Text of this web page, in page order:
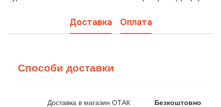
Доставка Оплата
Способи доставки
Доставка в магазин ОТАК Безкоштовно